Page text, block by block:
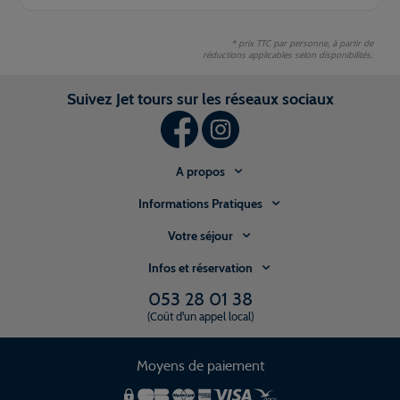
* prix TTC par personne, à partir de
réductions applicables selon disponibilités.
Suivez Jet tours sur les réseaux sociaux
A propos
Informations Pratiques
Votre séjour
Infos et réservation
053 28 01 38
(Coût d'un appel local)
Moyens de paiement